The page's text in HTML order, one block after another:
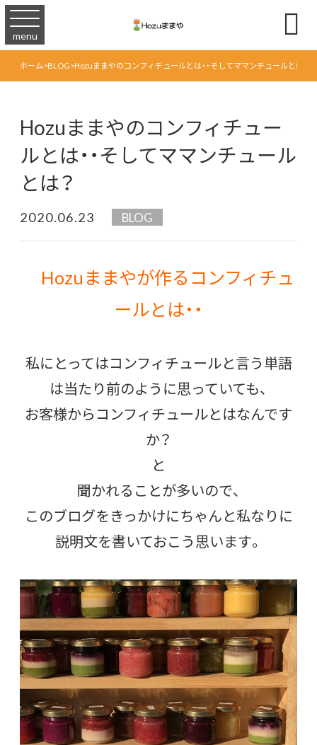
menu 
ホーム>BLOG>Hozuままやのコンフィチュールとは・・そしてママンチュールとは？
Hozuままやのコンフィチュー
ルとは・・そしてママンチュール
とは？
2020.06.23 BLOG
Hozuままやが作るコンフィチュ
ールとは・・
私にとってはコンフィチュールと言う単語
は当たり前のように思っていても、
お客様からコンフィチュールとはなんです
か？
と
聞かれることが多いので、
このブログをきっかけにちゃんと私なりに
説明文を書いておこう思います。